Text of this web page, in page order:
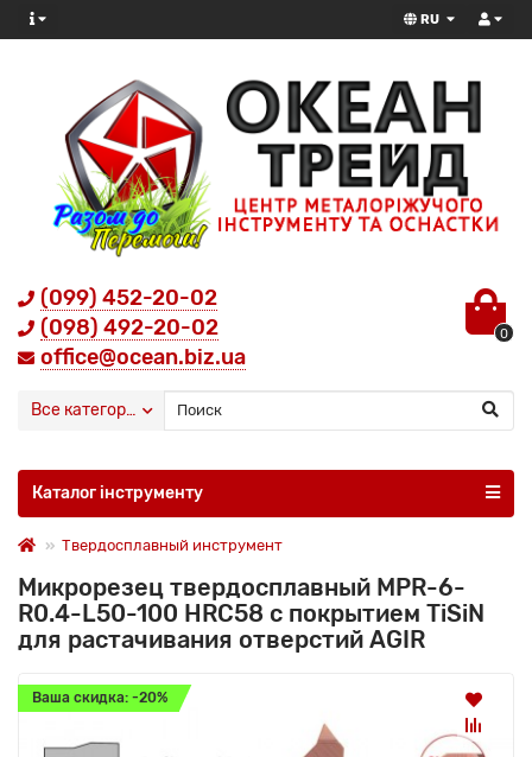
RU
(099) 452-20-02
(098) 492-20-02
office@ocean.biz.ua
0
Все категории
Каталог інструменту
Твердосплавный инструмент
Микрорезец твердосплавный MPR-6-
R0.4-L50-100 HRC58 с покрытием TiSiN
для растачивания отверстий AGIR
Ваша скидка: -20%